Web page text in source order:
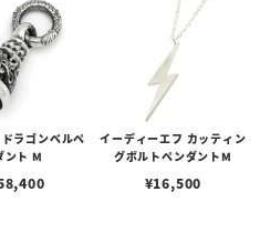
ラゴンベルペ
ント M
イーディーエフ カッティン
グボルトペンダントM
¥16,500